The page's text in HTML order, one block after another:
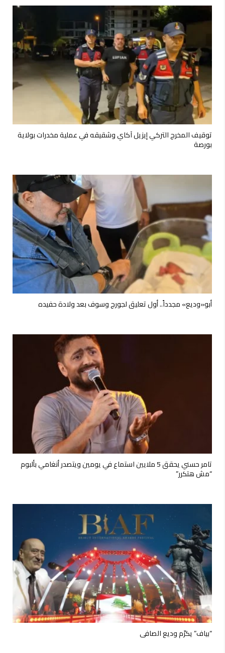
توقيف المخرج التركي إيزيل آكاي وشقيقه في عملية مخدرات بولاية
بورصة
أبو«وديع» مجدداً.. أول تعليق لجورج وسوف بعد ولادة حفيده
تامر حسني يحقق 5 ملايين استماع في يومين ويتصدر أنغامي بألبوم
“مش هتكرر”
“بياف” يكرّم وديع الصافي